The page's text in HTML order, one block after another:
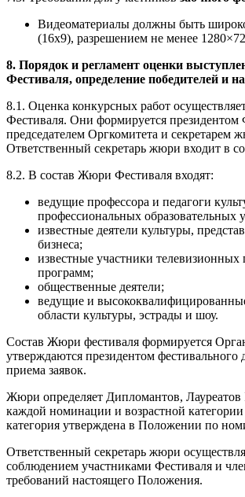
Видеоматериалы должны быть
(16х9), разрешением не менее
8. Порядок и регламент оценки
Фестиваля, определение победителей и
8.1. Оценка конкурсных работ
Фестиваля. Они формируется президентом
председателем Оргкомитета и секретарем
Ответственный секретарь жюри входит в
8.2. В состав Жюри Фестиваля входят:
ведущие профессора и педагоги
профессиональных образовательных
известные деятели культуры,
бизнеса;
известные участники
программ;
общественные деятели;
ведущие и
области культуры, эстрады и шоу.
Состав Жюри фестиваля формируется
утверждаются президентом фестивального
приема заявок.
Жюри определяет Дипломантов,
каждой номинации и возрастной категории
категория утверждена в Положении по
Ответственный секретарь жюри
соблюдением участниками Фестиваля и
требований настоящего Положения.